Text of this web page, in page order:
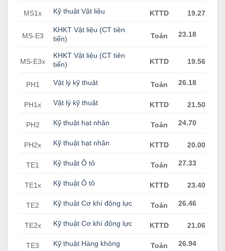
MS1x Kỹ thuật Vật liệu KTTD 19.27
MS-E3
KHKT Vật liệu (CT tiên
tiến)
Toán 23.18
MS-E3x
KHKT Vật liệu (CT tiên
tiến)
KTTD 19.56
PH1 Vật lý kỹ thuật Toán 26.18
PH1x Vật lý kỹ thuật KTTD 21.50
PH2 Kỹ thuật hạt nhân Toán 24.70
PH2x Kỹ thuật hạt nhân KTTD 20.00
TE1 Kỹ thuật Ô tô Toán 27.33
TE1x Kỹ thuật Ô tô KTTD 23.40
TE2 Kỹ thuật Cơ khí động lực Toán 26.46
TE2x Kỹ thuật Cơ khí động lực KTTD 21.06
TE3 Kỹ thuật Hàng không Toán 26.94